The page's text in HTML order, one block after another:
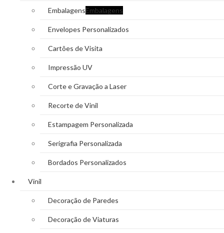
EmbalagensEmbalagens
Envelopes Personalizados
Cartões de Visita
Impressão UV
Corte e Gravação a Laser
Recorte de Vinil
Estampagem Personalizada
Serigrafia Personalizada
Bordados Personalizados
Vinil
Decoração de Paredes
Decoração de Viaturas